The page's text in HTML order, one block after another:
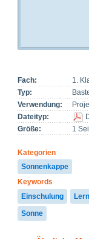
Fach:
1.
Typ:
Verwendung:
Dateityp:
Größe:
1
Kategorien
Sonnenkappe
Keywords
Einschulung
Sonne